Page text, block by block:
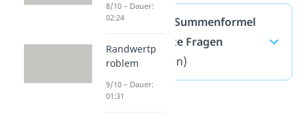
Gaußsche Summenformel
— häufigste Fragen
(ausklappen)
8/10 – Dauer:
02:24
Randwertp
roblem
9/10 – Dauer:
01:31